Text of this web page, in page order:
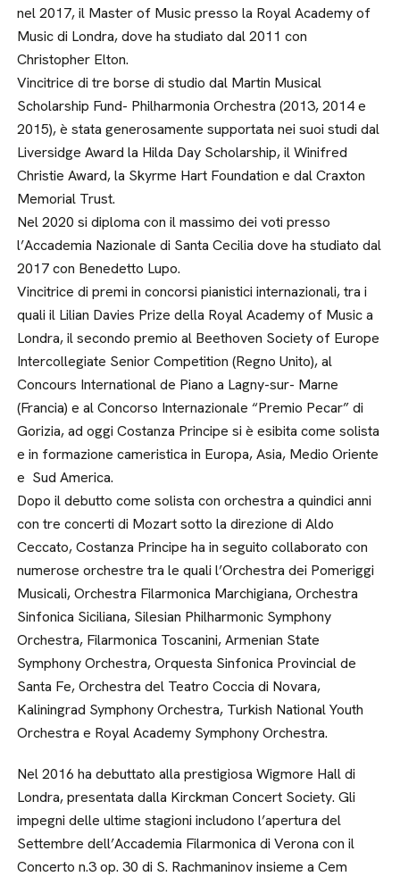
nel 2017, il Master of Music presso la Royal Academy of
Music di Londra, dove ha studiato dal 2011 con
Christopher Elton.
Vincitrice di tre borse di studio dal Martin Musical
Scholarship Fund- Philharmonia Orchestra (2013, 2014 e
2015), è stata generosamente supportata nei suoi studi dal
Liversidge Award la Hilda Day Scholarship, il Winifred
Christie Award, la Skyrme Hart Foundation e dal Craxton
Memorial Trust.
Nel 2020 si diploma con il massimo dei voti presso
l’Accademia Nazionale di Santa Cecilia dove ha studiato dal
2017 con Benedetto Lupo.
Vincitrice di premi in concorsi pianistici internazionali, tra i
quali il Lilian Davies Prize della Royal Academy of Music a
Londra, il secondo premio al Beethoven Society of Europe
Intercollegiate Senior Competition (Regno Unito), al
Concours International de Piano a Lagny-sur- Marne
(Francia) e al Concorso Internazionale “Premio Pecar” di
Gorizia, ad oggi Costanza Principe si è esibita come solista
e in formazione cameristica in Europa, Asia, Medio Oriente
e Sud America.
Dopo il debutto come solista con orchestra a quindici anni
con tre concerti di Mozart sotto la direzione di Aldo
Ceccato, Costanza Principe ha in seguito collaborato con
numerose orchestre tra le quali l’Orchestra dei Pomeriggi
Musicali, Orchestra Filarmonica Marchigiana, Orchestra
Sinfonica Siciliana, Silesian Philharmonic Symphony
Orchestra, Filarmonica Toscanini, Armenian State
Symphony Orchestra, Orquesta Sinfonica Provincial de
Santa Fe, Orchestra del Teatro Coccia di Novara,
Kaliningrad Symphony Orchestra, Turkish National Youth
Orchestra e Royal Academy Symphony Orchestra.
Nel 2016 ha debuttato alla prestigiosa Wigmore Hall di
Londra, presentata dalla Kirckman Concert Society. Gli
impegni delle ultime stagioni includono l’apertura del
Settembre dell’Accademia Filarmonica di Verona con il
Concerto n.3 op. 30 di S. Rachmaninov insieme a Cem